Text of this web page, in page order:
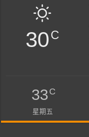
30C
33C
星期五